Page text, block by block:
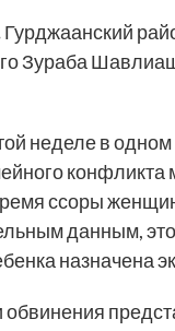
Гурджаанский
Зураба
неделе в одном
ссоры
данным,
назначена